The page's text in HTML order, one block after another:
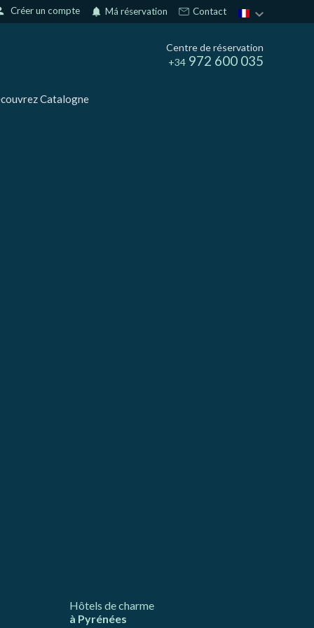
Créer un compte notifications Má réservation Contact
Centre de réservation
+34 972 600 035
Catalogne
Hôtels de charme
à Pyrénées